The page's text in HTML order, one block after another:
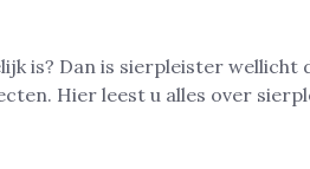
is? Dan is sierpleister wellicht
Hier leest u alles over